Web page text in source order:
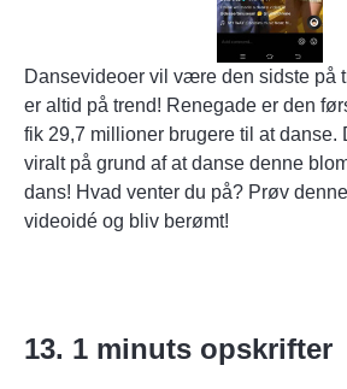
Dansevideoer vil være den sidste på
er altid på trend! Renegade er den
fik 29,7 millioner brugere til at danse.
viralt på grund af at danse denne
dans! Hvad venter du på? Prøv
videoidé og bliv berømt!
13. 1 minuts opskrifter